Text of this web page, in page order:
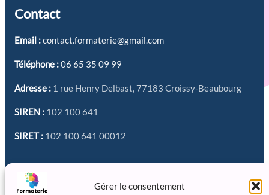
Gérer le consentement
Contact
Email :contact.formaterie@gmail.com
Téléphone :06 65 35 09 99
Adresse : 1 rue Henry Delbast, 77183 Croissy-Beaubourg
SIREN : 102 100 641
SIRET : 102 100 641 00012
Réseaux sociaux